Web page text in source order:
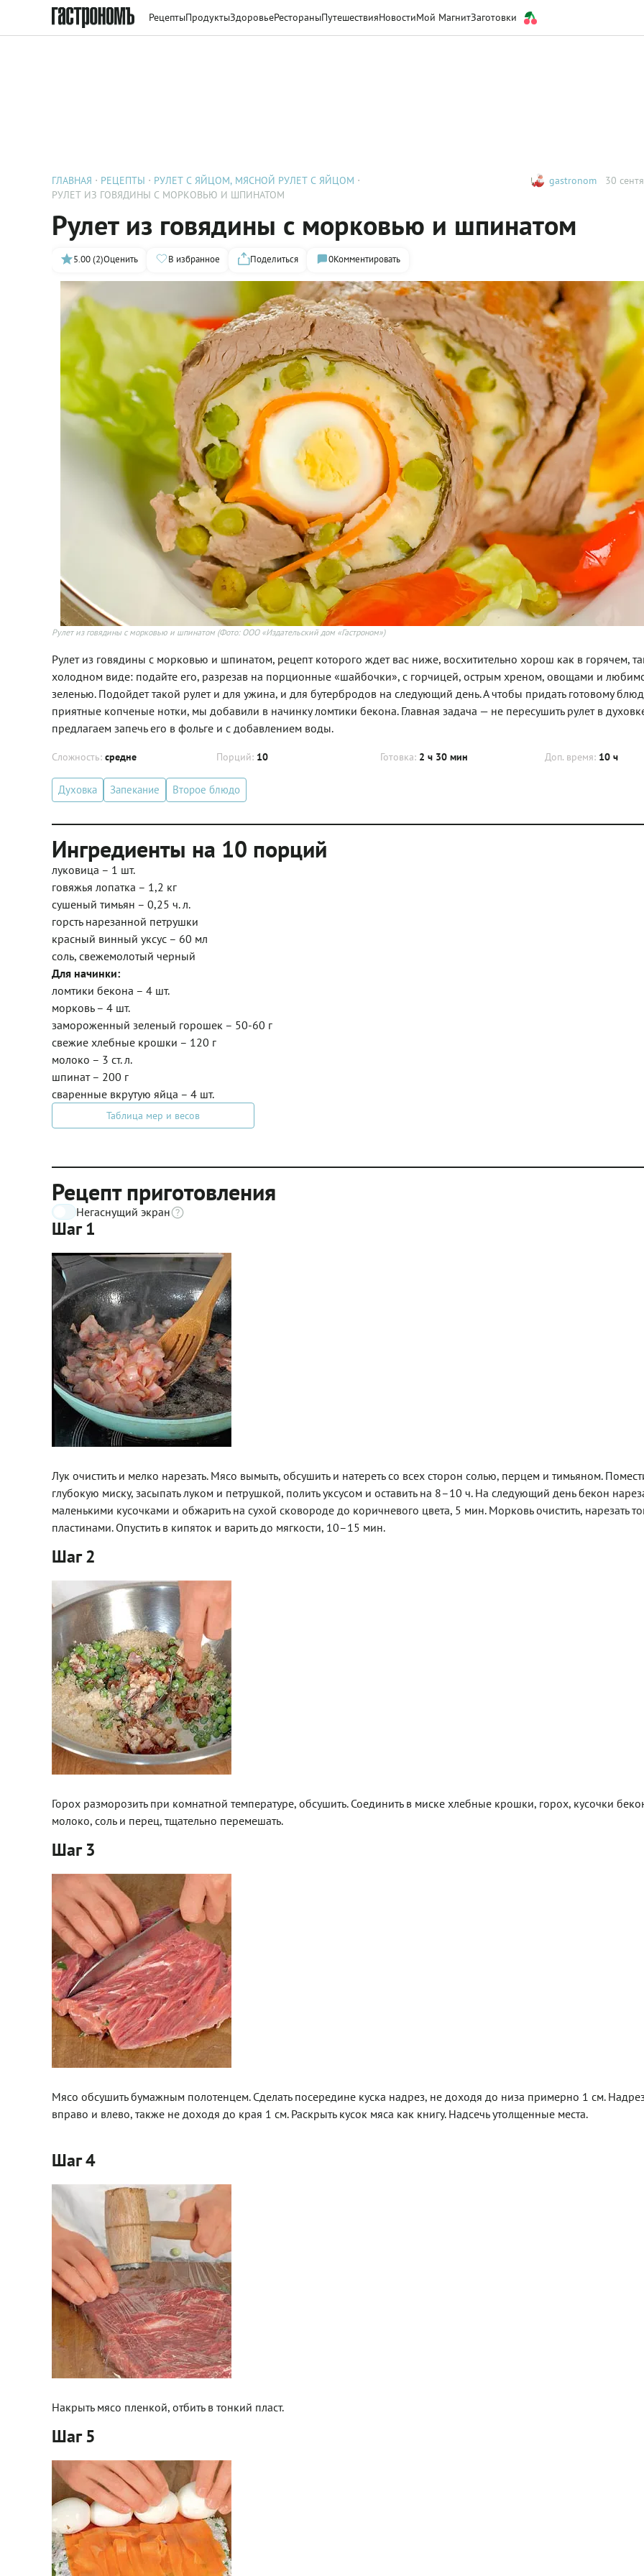
РецептыПродуктыЗдоровьеРестораныПутешествияНовостиМой МагнитЗаготовки
ГЛАВНАЯ РЕЦЕПТЫ
РУЛЕТ С ЯЙЦОМ, МЯСНОЙ РУЛЕТ С ЯЙЦОМ
РУЛЕТ ИЗ ГОВЯДИНЫ С МОРКОВЬЮ И ШПИНАТОМ
gastronom 30
Рулет из говядины с морковью и шпинатом
5.00 (2)Оценить В избранное Поделиться 0Комментировать
Рулет из говядины с морковью и шпинатом (Фото: ООО «Издательский дом «Гастроном»)
Рулет из говядины с морковью и шпинатом, рецепт которого ждет вас ниже, восхитительно хорош как в горячем,
холодном виде: подайте его, разрезав на порционные «шайбочки», с горчицей, острым хреном, овощами и
зеленью. Подойдет такой рулет и для ужина, и для бутербродов на следующий день. А чтобы придать готовому
приятные копченые нотки, мы добавили в начинку ломтики бекона. Главная задача — не пересушить рулет в
предлагаем запечь его в фольге и с добавлением воды.
Сложность: средне Порций: 10 Готовка: 2 ч 30 мин Доп. время: 10 ч
Духовка Запекание Второе блюдо
Ингредиенты на 10 порций
луковица – 1 шт.
говяжья лопатка – 1,2 кг
сушеный тимьян – 0,25 ч. л.
горсть нарезанной петрушки
красный винный уксус – 60 мл
соль, свежемолотый черный
Для начинки:
ломтики бекона – 4 шт.
морковь – 4 шт.
замороженный зеленый горошек – 50-60 г
свежие хлебные крошки – 120 г
молоко – 3 ст. л.
шпинат – 200 г
сваренные вкрутую яйца – 4 шт.
Таблица мер и весов
Рецепт приготовления
Негаснущий экран
Шаг 1
Лук очистить и мелко нарезать. Мясо вымыть, обсушить и натереть со всех сторон солью, перцем и тимьяном.
глубокую миску, засыпать луком и петрушкой, полить уксусом и оставить на 8–10 ч. На следующий день бекон
маленькими кусочками и обжарить на сухой сковороде до коричневого цвета, 5 мин. Морковь очистить, нарезать
пластинами. Опустить в кипяток и варить до мягкости, 10–15 мин.
Шаг 2
Горох разморозить при комнатной температуре, обсушить. Соединить в миске хлебные крошки, горох, кусочки
молоко, соль и перец, тщательно перемешать.
Шаг 3
Мясо обсушить бумажным полотенцем. Сделать посередине куска надрез, не доходя до низа примерно 1 см.
вправо и влево, также не доходя до края 1 см. Раскрыть кусок мяса как книгу. Надсечь утолщенные места.
Шаг 4
Накрыть мясо пленкой, отбить в тонкий пласт.
Шаг 5